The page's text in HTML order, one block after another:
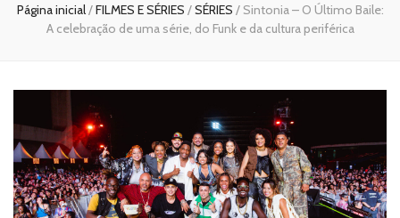
Página inicial/FILMES E SÉRIES /SÉRIES / Sintonia – O Último Baile:
A celebração de uma série, do Funk e da cultura periférica